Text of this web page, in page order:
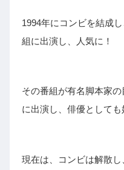
1994年にコンビを結成
組に出演し、人気に！
その番組が有名脚本家
に出演し、俳優としても
現在は、コンビは解散